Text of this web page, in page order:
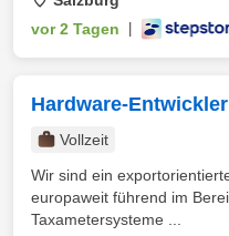
vor 2 Tagen
Hardware-
Vollzeit
Wir sind ein
europaweit führend im
Taxametersysteme ...